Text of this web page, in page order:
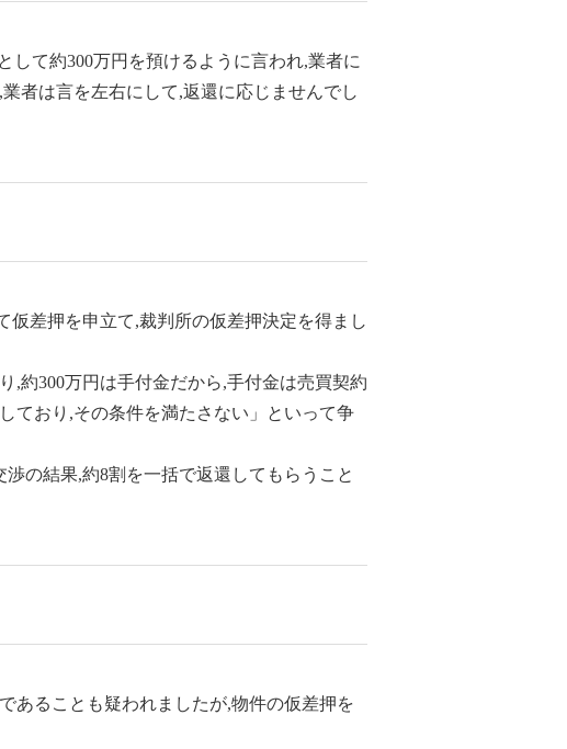
て約300万円を預けるように言われ,業者に
者は言を左右にして,返還に応じませんでし
仮差押を申立て,裁判所の仮差押決定を得まし
,約300万円は手付金だから,手付金は売買契約
ており,その条件を満たさない」といって争
の結果,約8割を一括で返還してもらうこと
あることも疑われましたが,物件の仮差押を